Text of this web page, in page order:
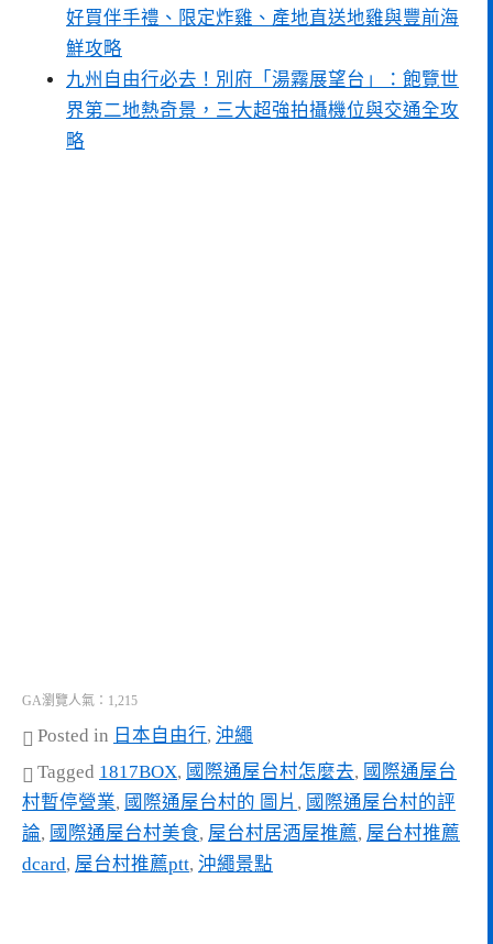
好買伴手禮、限定炸雞、產地直送地雞與豐前海
鮮攻略
九州自由行必去！別府「湯霧展望台」：飽覽世
界第二地熱奇景，三大超強拍攝機位與交通全攻
略
GA瀏覽人氣：1,215
Posted in 日本自由行, 沖繩
Tagged 1817BOX, 國際通屋台村怎麼去, 國際通屋台
村暫停營業, 國際通屋台村的 圖片 , 國際通屋台村的評
論, 國際通屋台村美食, 屋台村居酒屋推薦, 屋台村推薦
dcard, 屋台村推薦ptt, 沖繩景點